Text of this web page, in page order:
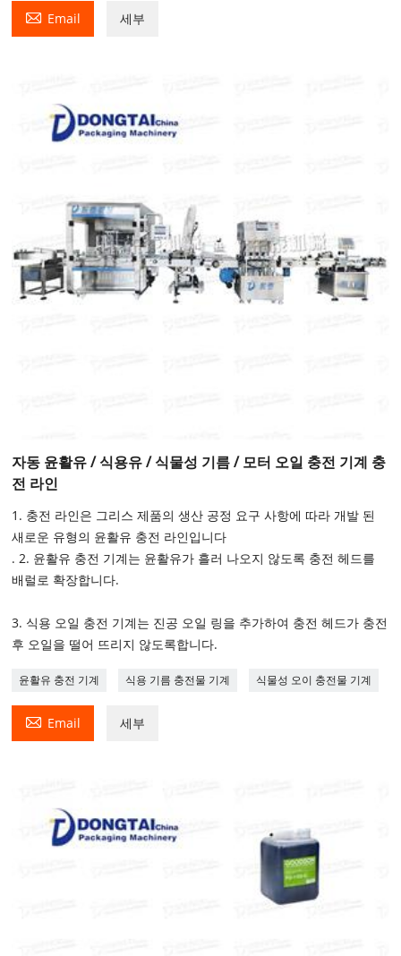
 Email 세부
자동 윤활유 / 식용유 / 식물성 기름 / 모터 오일 충전 기계 충
전 라인
1. 충전 라인은 그리스 제품의 생산 공정 요구 사항에 따라 개발 된
새로운 유형의 윤활유 충전 라인입니다
. 2. 윤활유 충전 기계는 윤활유가 흘러 나오지 않도록 충전 헤드를
배럴로 확장합니다.
3. 식용 오일 충전 기계는 진공 오일 링을 추가하여 충전 헤드가 충전
후 오일을 떨어 뜨리지 않도록합니다.
윤활유 충전 기계 식용 기름 충전물 기계 식물성 오이 충전물 기계
 Email 세부